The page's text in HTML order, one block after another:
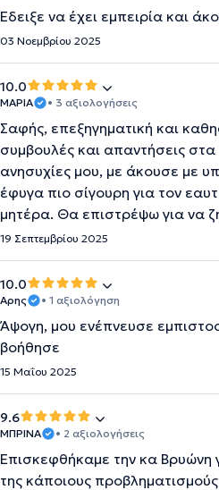
Έδειξε να έχει εμπειρία και
03 Νοεμβρίου 2025
10.0
ΜΑΡΙΑ • 3 αξιολογήσεις
Σαφής, επεξηγηματική και
συμβουλές και απαντήσεις στα
ανησυχίες μου, με άκουσε με
έφυγα πιο σίγουρη για τον
μητέρα. Θα επιστρέψω για να
19 Σεπτεμβρίου 2025
10.0
Αρης • 1 αξιολόγηση
Άψογη, μου ενέπνευσε
βοήθησε
15 Μαΐου 2025
9.6
ΜΠΡΙΝΑ • 2 αξιολογήσεις
Επισκεφθήκαμε την κα Βρυώνη
της κάποιους